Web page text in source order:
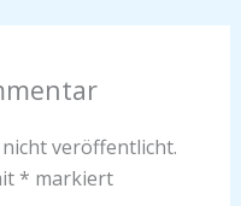
veröffentlicht.
* markiert